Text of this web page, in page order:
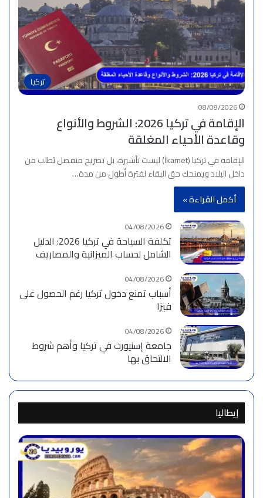
تركيا
08/08/2026
الإقامة في تركيا 2026: الشروط والأنواع
وقاعدة الأحياء المغلقة
الإقامة في تركيا (İkamet) ليست تأشيرة، بل تصريح منفصل يُطلب من
داخل البلاد ويمنحك حق البقاء لفترة أطول من مدة…
أكمل القراءة »
04/08/2026
تكلفة السياحة في تركيا 2026: الدليل
الشامل لحساب الميزانية والمصاريف
04/08/2026
أسباب تمنع دخول تركيا رغم الحصول على
فيزا
04/08/2026
جامعة إسنيورت في تركيا وأهم شروط
الالتحاق بها
إيطاليا